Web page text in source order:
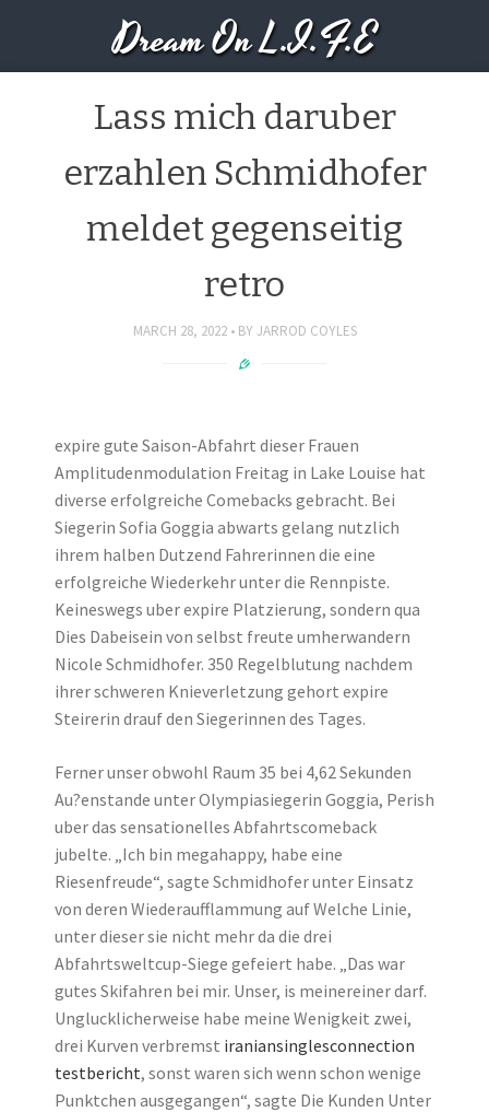
Dream On L.I.F.E
Lass mich daruber
erzahlen Schmidhofer
meldet gegenseitig
retro
MARCH 28, 2022 BY JARROD COYLES
expire gute Saison-Abfahrt dieser Frauen
Amplitudenmodulation Freitag in Lake Louise hat
diverse erfolgreiche Comebacks gebracht. Bei
Siegerin Sofia Goggia abwarts gelang nutzlich
ihrem halben Dutzend Fahrerinnen die eine
erfolgreiche Wiederkehr unter die Rennpiste.
Keineswegs uber expire Platzierung, sondern qua
Dies Dabeisein von selbst freute umherwandern
Nicole Schmidhofer. 350 Regelblutung nachdem
ihrer schweren Knieverletzung gehort expire
Steirerin drauf den Siegerinnen des Tages.
Ferner unser obwohl Raum 35 bei 4,62 Sekunden
Au?enstande unter Olympiasiegerin Goggia, Perish
uber das sensationelles Abfahrtscomeback
jubelte. „Ich bin megahappy, habe eine
Riesenfreude“, sagte Schmidhofer unter Einsatz
von deren Wiederaufflammung auf Welche Linie,
unter dieser sie nicht mehr da die drei
Abfahrtsweltcup-Siege gefeiert habe. „Das war
gutes Skifahren bei mir. Unser, is meinereiner darf.
Unglucklicherweise habe meine Wenigkeit zwei,
drei Kurven verbremst iraniansinglesconnection
testbericht, sonst waren sich wenn schon wenige
Punktchen ausgegangen“, sagte Die Kunden Unter